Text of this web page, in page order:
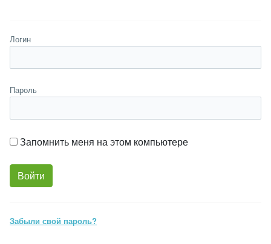
Логин
Пароль
Запомнить меня на этом компьютере
Забыли свой пароль?